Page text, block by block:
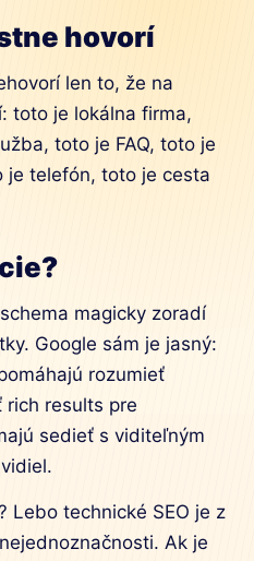
hovorí
len to, že na
toto je lokálna firma,
toto je FAQ, toto je
je telefón, toto je cesta
magicky zoradí
Google sám je jasný:
rozumieť
rich results pre
sedieť s viditeľným
Lebo technické SEO je z
Ak je